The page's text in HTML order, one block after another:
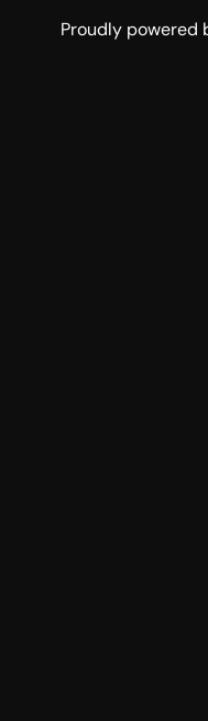
Proudly powered